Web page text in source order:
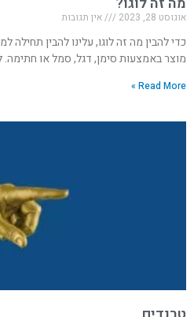
אוגוסט 28, 2023 אין תגובות
כדי להבין מה זה לוגו, עלינו להבין תחילה
מוצר באמצעות סימן, דגל, סמל או חתימה.
Read More »